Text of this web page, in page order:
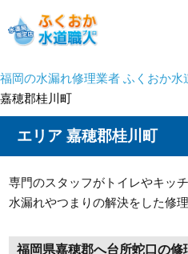
福岡の水漏れ修理業者 ふくおか水
嘉穂郡桂川町
エリア 嘉穂郡桂川町
専門のスタッフがトイレやキッ
水漏れやつまりの解決をした修理
福岡県嘉穂郡へ台所蛇口の